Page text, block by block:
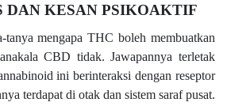
DAN KESAN PSIKOAKTIF
tanya mengapa THC boleh membuatkan
CBD tidak. Jawapannya terletak
ini berinteraksi dengan reseptor
terdapat di otak dan sistem saraf pusat.